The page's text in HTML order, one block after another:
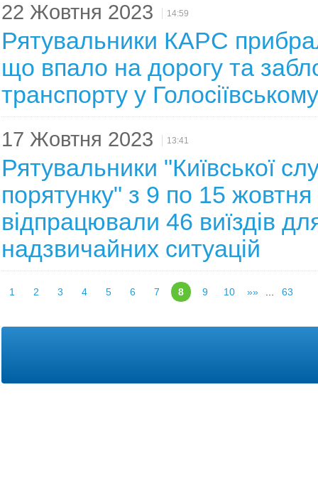
22 Жовтня 2023 14:59
Рятувальники КАРС
що впало на дорогу та
транспорту у
17 Жовтня 2023 13:41
Рятувальники "Київської
порятунку" з 9 по 15 жовтня
відпрацювали 46 виїздів для
надзвичайних ситуацій
1 2 3 4 5 6 7 8 9 10 »» 63